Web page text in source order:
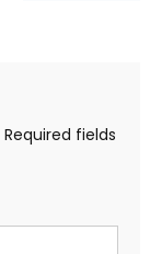
Required fields